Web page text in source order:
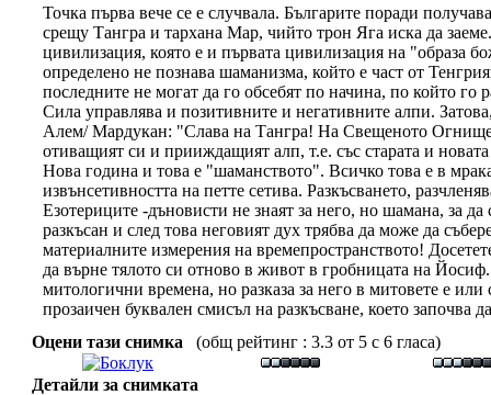
Точка първа вече се е случвала. Българите поради
срещу Тангра и тархана Мар, чийто трон Яга иска да
цивилизация, която е и първата цивилизация на "образа
определено не познава шаманизма, който е част от
последните не могат да го обсебят по начина, по който
Сила управлява и позитивните и негативните алпи.
Алем/ Мардукан: "Слава на Тангра! На Свещеното Огнище
отиващият си и прииждащият алп, т.е. със старата и
Нова година и това е "шаманството". Всичко това е в
извънсетивността на петте сетива. Разкъсването,
Езотериците -дъновисти не знаят за него, но шамана, за
разкъсан и след това неговият дух трябва да може да
материалните измерения на времепространството!
да върне тялото си отново в живот в гробницата на
митологични времена, но разказа за него в митовете е
прозаичен буквален смисъл на разкъсване, което започва
Оцени тази снимка
(общ рейтинг : 3.3 от 5 с 6 гласа)
Детайли за снимката